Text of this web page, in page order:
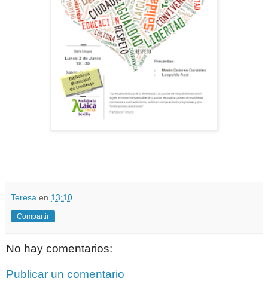
Teresa en 13:10
Compartir
No hay comentarios:
Publicar un comentario